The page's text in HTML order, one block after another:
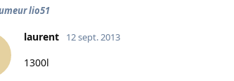
lio51
laurent 12 sept. 2013
1300l